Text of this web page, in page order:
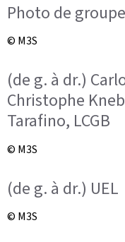
Photo de groupe
© M3S
(de g. à dr.)
Christophe
Tarafino, LCGB
© M3S
(de g. à dr.) UEL
© M3S